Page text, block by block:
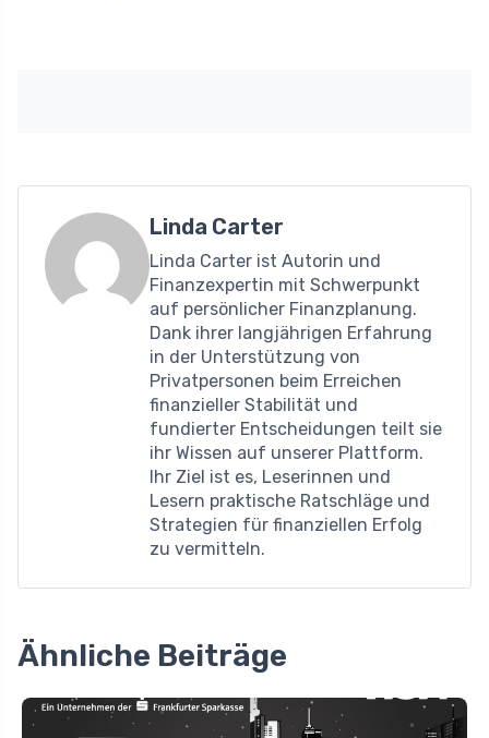
Linda Carter
Linda Carter ist Autorin und
Finanzexpertin mit Schwerpunkt
auf persönlicher Finanzplanung.
Dank ihrer langjährigen Erfahrung
in der Unterstützung von
Privatpersonen beim Erreichen
finanzieller Stabilität und
fundierter Entscheidungen teilt sie
ihr Wissen auf unserer Plattform.
Ihr Ziel ist es, Leserinnen und
Lesern praktische Ratschläge und
Strategien für finanziellen Erfolg
zu vermitteln.
Ähnliche Beiträge